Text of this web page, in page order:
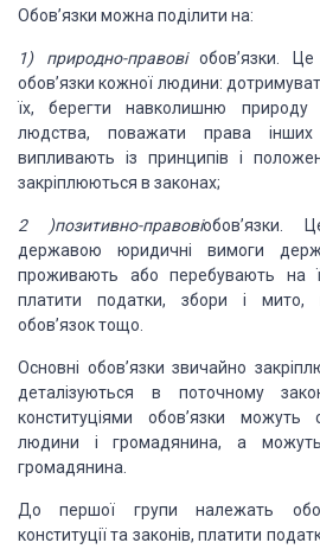
Обов’язки можна поділити на:
1) природно-правовіобов’язки.
обов’язки кожної людини:
їх, берегти навколишню природу
людства, поважати права
випливають із принципів і
закріплюються в законах;
2 )позитивно-правовіобов’язки.
державою юридичні вимоги
проживають або перебувають на
платити податки, збори і мито,
обов’язок тощо.
Основні обов’язки звичайно
деталізуються в поточному
конституціями обов’язки можуть
людини і громадянина, а
громадянина.
До першої групи належать
конституції та законів, платити